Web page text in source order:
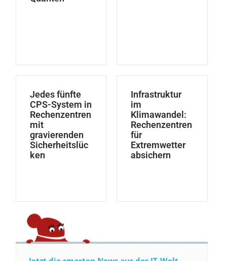
Jedes fünfte
CPS-System in
Rechenzentren
mit
gravierenden
Sicherheitslüc
ken
Infrastruktur
im
Klimawandel:
Rechenzentren
für
Extremwetter
absichern